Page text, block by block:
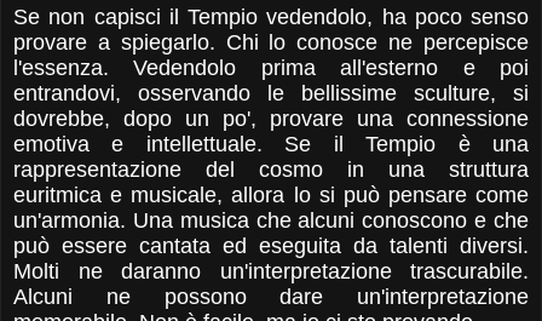
Se non capisci il Tempio vedendolo, ha poco senso
provare a spiegarlo. Chi lo conosce ne percepisce
l'essenza. Vedendolo prima all'esterno e poi
entrandovi, osservando le bellissime sculture, si
dovrebbe, dopo un po', provare una connessione
emotiva e intellettuale. Se il Tempio è una
rappresentazione del cosmo in una struttura
euritmica e musicale, allora lo si può pensare come
un'armonia. Una musica che alcuni conoscono e che
può essere cantata ed eseguita da talenti diversi.
Molti ne daranno un'interpretazione trascurabile.
Alcuni ne possono dare un'interpretazione